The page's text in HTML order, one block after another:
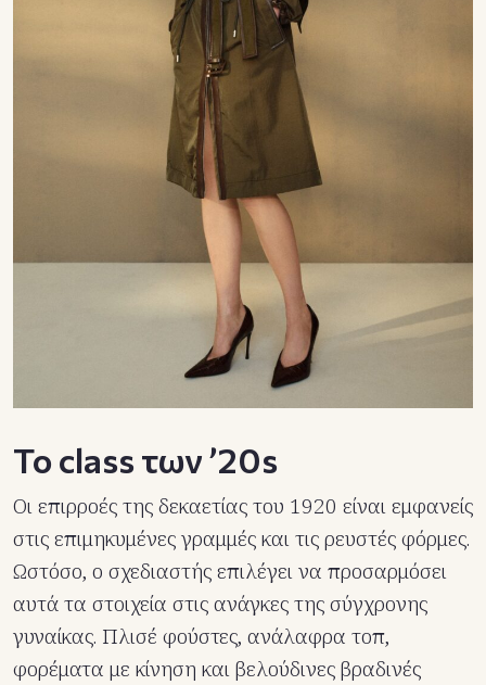
Το class των ’20s
Οι επιρροές της δεκαετίας του 1920 είναι εμφανείς
στις επιμηκυμένες γραμμές και τις ρευστές φόρμες.
Ωστόσο, ο σχεδιαστής επιλέγει να προσαρμόσει
αυτά τα στοιχεία στις ανάγκες της σύγχρονης
γυναίκας. Πλισέ φούστες, ανάλαφρα τοπ,
φορέματα με κίνηση και βελούδινες βραδινές